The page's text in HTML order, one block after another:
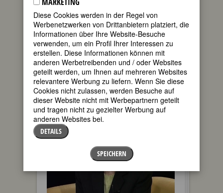
erste Ministerpräsidentin der Republik.
In ihrem Buch Unter Männern(2003)
formuliert sie engagiert und
unterhaltsam ihre politischen Positionen,
berichtet aber auch von der Demontage
durch die eigenen Genossen: »Und
schon beginnen die Geier über dem
Stuhl zu kreisen, noch während man
darauf sitzt.«
Lass mal schnacken! Folge 14:
Heide Simonis
Diese Cookies werden in der Regel von
Werbenetzwerken von Drittanbietern platziert, die
Informationen über Ihre Website-Besuche
verwenden, um ein Profil Ihrer Interessen zu
erstellen. Diese Informationen können mit
anderen Werbetreibenden und / oder Websites
geteilt werden, um Ihnen auf mehreren Websites
relevantere Werbung zu liefern. Wenn Sie diese
Cookies nicht zulassen, werden Besuche auf
dieser Website nicht mit Werbepartnern geteilt
und tragen nicht zu gezielter Werbung auf
anderen Websites bei.
DETAILS
SPEICHERN